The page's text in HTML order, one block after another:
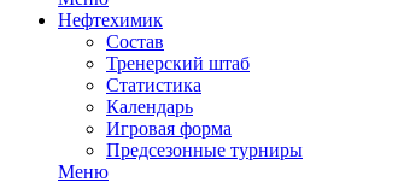
Нефтехимик
Состав
Тренерский штаб
Статистика
Календарь
Игровая форма
Предсезонные турниры
Меню